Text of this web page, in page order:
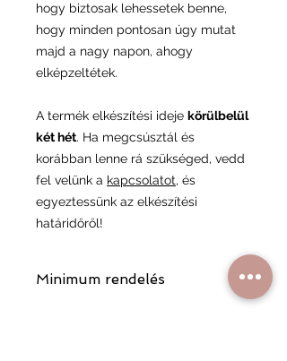
hogy biztosak lehessetek benne,
hogy minden pontosan úgy mutat
majd a nagy napon, ahogy
elképzeltétek.
A termék elkészítési ideje körülbelül
két hét. Ha megcsúsztál és
korábban lenne rá szükséged, vedd
fel velünk a kapcsolatot, és
egyeztessünk az elkészítési
határidőről!
Minimum rendelés